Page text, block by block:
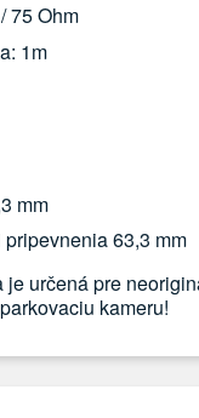
75 Ohm
1m
mm
63,3 mm
je určená pre
kameru!